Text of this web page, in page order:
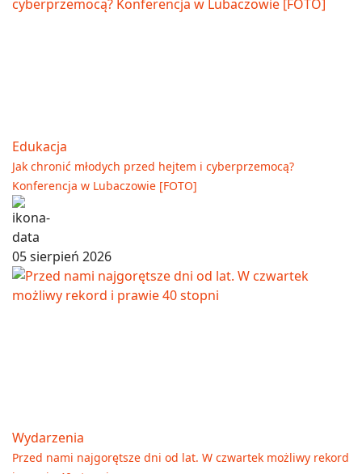
Edukacja
Jak chronić młodych przed hejtem i cyberprzemocą?
Konferencja w Lubaczowie [FOTO]
05 sierpień 2026
Wydarzenia
Przed nami najgorętsze dni od lat. W czwartek możliwy rekord